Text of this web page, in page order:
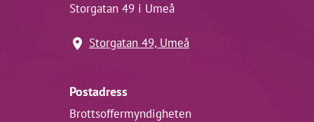
Storgatan 49 i Umeå
Storgatan 49, Umeå
Postadress
Brottsoffermyndigheten